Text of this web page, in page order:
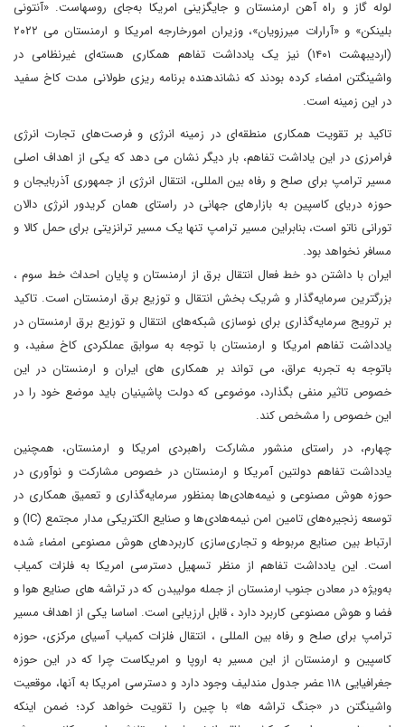
لوله گاز و راه آهن ارمنستان و جایگزینی امریکا به‌جای روسهاست. «آنتونی
بلینکن» و «آرارات میرزویان»، وزیران امورخارجه امریکا و ارمنستان می ۲۰۲۲
(اردیبهشت ۱۴۰۱) نیز یک یادداشت تفاهم همکاری هسته‌ای غیرنظامی در
واشینگتن امضاء کرده بودند که نشاندهنده برنامه ریزی طولانی مدت کاخ سفید
در این زمینه است.
تاکید بر تقویت همکاری منطقه‌ای در زمینه انرژی و فرصت‌های تجارت انرژی
فرامرزی در این یاداشت تفاهم، بار دیگر نشان می دهد که یکی از اهداف اصلی
مسیر ترامپ برای صلح و رفاه بین المللی، انتقال انرژی از جمهوری آذربایجان و
حوزه دریای کاسپین به بازارهای جهانی در راستای همان کریدور انرژی دالان
تورانی ناتو است، بنابراین مسیر ترامپ تنها یک مسیر ترانزیتی برای حمل کالا و
مسافر نخواهد بود.
ایران با داشتن دو خط فعال انتقال برق از ارمنستان و پایان احداث خط سوم ،
بزرگترین سرمایه‌گذار و شریک بخش انتقال و توزیع برق ارمنستان است. تاکید
بر ترویج سرمایه‌گذاری برای نوسازی شبکه‌های انتقال و توزیع برق ارمنستان در
یادداشت تفاهم امریکا و ارمنستان با توجه به سوابق عملکردی کاخ سفید، و
باتوجه به تجربه عراق، می تواند بر همکاری های ایران و ارمنستان در این
خصوص تاثیر منفی بگذارد، موضوعی که دولت پاشینیان باید موضع خود را در
این خصوص را مشخص کند.
چهارم، در راستای منشور مشارکت راهبردی امریکا و ارمنستان، همچنین
یادداشت تفاهم دولتین آمریکا و ارمنستان در خصوص مشارکت و نوآوری در
حوزه هوش مصنوعی و نیمه‌هادی‌ها بمنظور سرمایه‌گذاری و تعمیق همکاری در
توسعه زنجیره‌های تامین امن نیمه‌هادی‌ها و صنایع الکتریکی مدار مجتمع (IC) و
ارتباط بین صنایع مربوطه و تجاری‌سازی کاربردهای هوش مصنوعی امضاء شده
است. این یادداشت تفاهم از منظر تسهیل دسترسی امریکا به فلزات کمیاب
به‌ویژه در معادن جنوب ارمنستان از جمله مولیبدن که در تراشه های صنایع هوا و
فضا و هوش مصنوعی کاربرد دارد ، قابل ارزیابی است. اساسا یکی از اهداف مسیر
ترامپ برای صلح و رفاه بین المللی ، انتقال فلزات کمیاب آسیای مرکزی، حوزه
کاسپین و ارمنستان از این مسیر به اروپا و امریکاست چرا که در این حوزه
جغرافیایی ۱۱۸ عضر جدول مندلیف وجود دارد و دسترسی امریکا به آنها، موقعیت
واشینگتن در «جنگ تراشه ها» با چین را تقویت خواهد کرد؛ ضمن اینکه